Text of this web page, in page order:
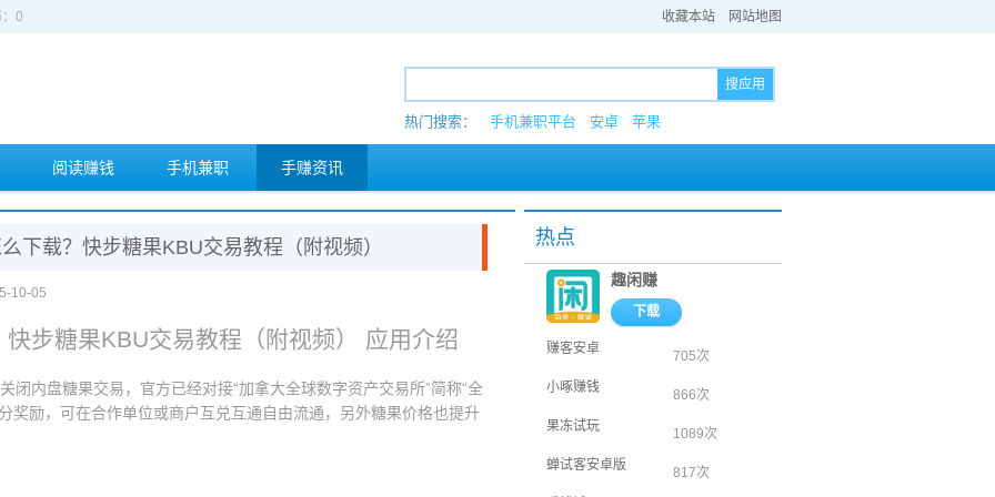
0 收藏本站 网站地图
搜应用
热门搜索： 手机兼职平台 安卓 苹果
阅读赚钱 手机兼职 手赚资讯
下载？快步糖果KBU交易教程（附视频）
10-05
步糖果KBU交易教程（附视频） 应用介绍
闭内盘糖果交易，官方已经对接“加拿大全球数字资产交易所”简称“全
奖励，可在合作单位或商户互兑互通自由流通，另外糖果价格也提升
热点
趣闲赚
下载
赚客安卓
705次
小啄赚钱
866次
果冻试玩
1089次
蝉试客安卓版
817次